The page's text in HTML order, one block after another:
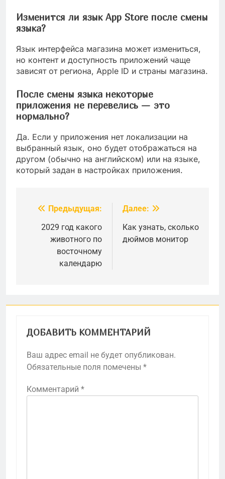
Изменится ли язык App Store после смены
языка?
Язык интерфейса магазина может измениться,
но контент и доступность приложений чаще
зависят от региона, Apple ID и страны магазина.
После смены языка некоторые
приложения не перевелись — это
нормально?
Да. Если у приложения нет локализации на
выбранный язык, оно будет отображаться на
другом (обычно на английском) или на языке,
который задан в настройках приложения.
Навигация
записям
Предыдущая:
2029 год какого
животного по
восточному
календарю
Далее:
Как узнать, сколько
дюймов монитор
ДОБАВИТЬ КОММЕНТАРИЙ
Ваш адрес email не будет опубликован.
Обязательные поля помечены *
Комментарий *